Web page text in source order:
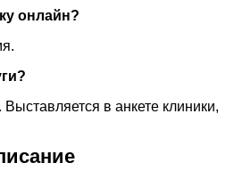
онлайн?
в анкете клиники,